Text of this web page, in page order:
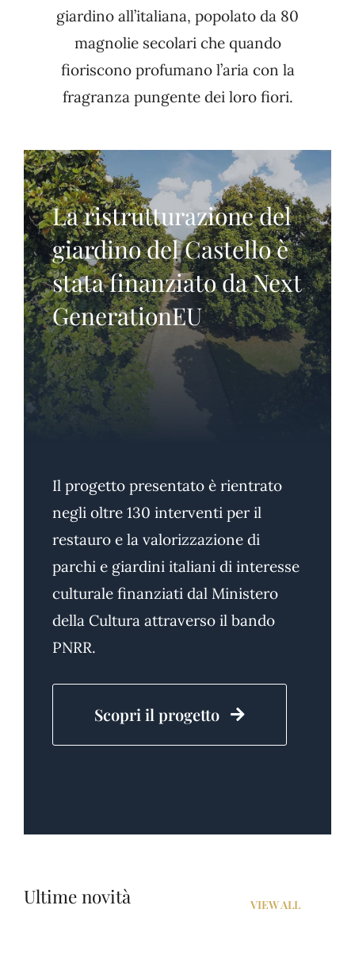
giardino all’italiana, popolato da 80
magnolie secolari che quando
fioriscono profumano l’aria con la
fragranza pungente dei loro fiori.
La ristrutturazione del
giardino del Castello è
stata finanziato da Next
GenerationEU
Il progetto presentato è rientrato
negli oltre 130 interventi per il
restauro e la valorizzazione di
parchi e giardini italiani di interesse
culturale finanziati dal Ministero
della Cultura attraverso il bando
PNRR.
Scopri il progetto
Ultime novità VIEW ALL